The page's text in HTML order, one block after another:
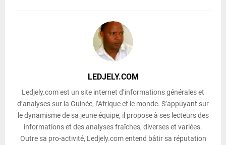
LEDJELY.COM
Ledjely.com est un site internet d’informations générales et
d’analyses sur la Guinée, l’Afrique et le monde. S’appuyant sur
le dynamisme de sa jeune équipe, il propose à ses lecteurs des
informations et des analyses fraîches, diverses et variées.
Outre sa pro-activité, Ledjely.com entend bâtir sa réputation